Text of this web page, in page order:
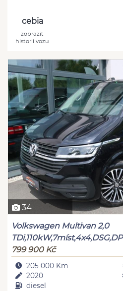
cebia
zobrazit
historii vozu
34
Volkswagen Multivan 2,0
TDi,110kW,7míst,4x4,DSG,DP
799 900 Kč
205 000 Km
2020
diesel